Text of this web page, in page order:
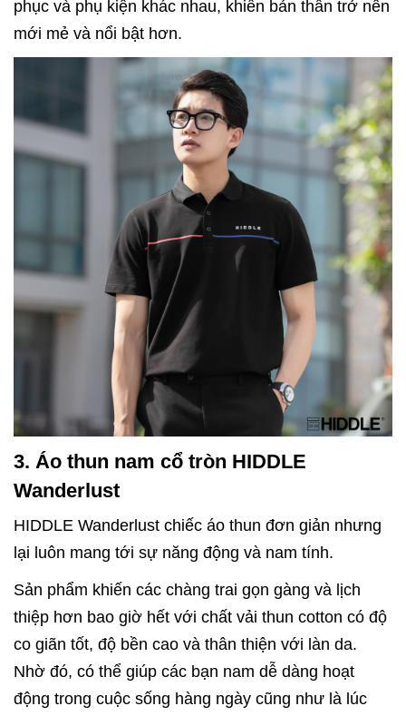
phục và phụ kiện khác nhau, khiến bản thân trở nên
mới mẻ và nổi bật hơn.
3. Áo thun nam cổ tròn HIDDLE
Wanderlust
HIDDLE Wanderlust chiếc áo thun đơn giản nhưng
lại luôn mang tới sự năng động và nam tính.
Sản phẩm khiến các chàng trai gọn gàng và lịch
thiệp hơn bao giờ hết với chất vải thun cotton có độ
co giãn tốt, độ bền cao và thân thiện với làn da.
Nhờ đó, có thể giúp các bạn nam dễ dàng hoạt
động trong cuộc sống hàng ngày cũng như là lúc